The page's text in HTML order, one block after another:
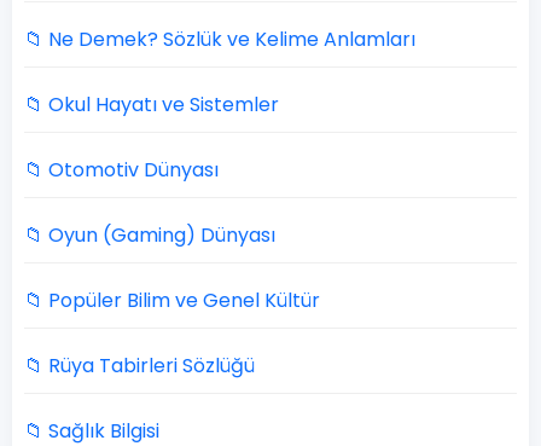
📁 Ne Demek? Sözlük ve Kelime Anlamları
📁 Okul Hayatı ve Sistemler
📁 Otomotiv Dünyası
📁 Oyun (Gaming) Dünyası
📁 Popüler Bilim ve Genel Kültür
📁 Rüya Tabirleri Sözlüğü
📁 Sağlık Bilgisi